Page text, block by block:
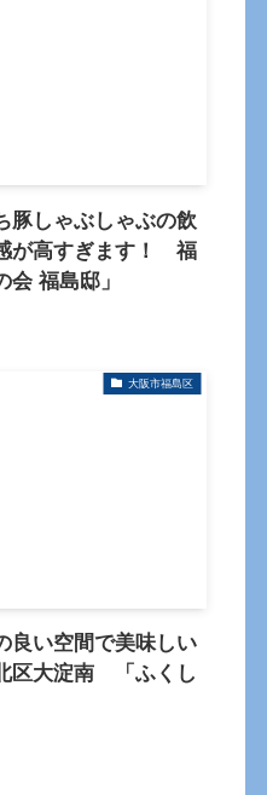
しゃぶしゃぶの飲
が高すぎます！ 福
福島邸」
大阪市福島区
い空間で美味しい
区大淀南 「ふくし